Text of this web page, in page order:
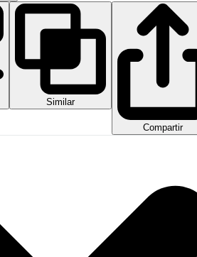
Similar
Compartir